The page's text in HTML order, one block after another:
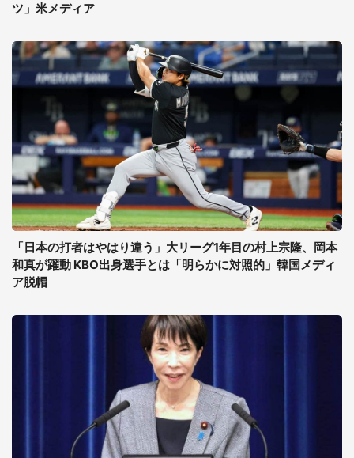
ツ」米メディア
「日本の打者はやはり違う」大リーグ1年目の村上宗隆、岡本
和真が躍動 KBO出身選手とは「明らかに対照的」韓国メディ
ア脱帽